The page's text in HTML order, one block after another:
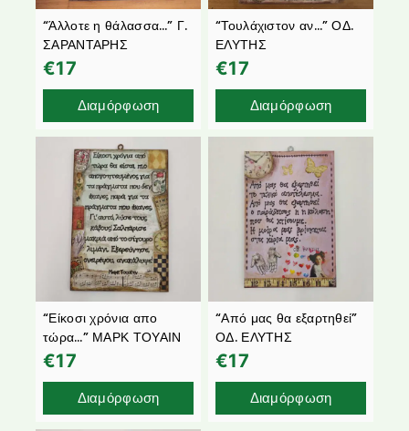
“Άλλοτε η θάλασσα…” Γ.
ΣΑΡΑΝΤΑΡΗΣ
€17
Διαμόρφωση
“Τουλάχιστον αν…” ΟΔ.
ΕΛΥΤΗΣ
€17
Διαμόρφωση
“Είκοσι χρόνια απο
τώρα…” ΜΑΡΚ ΤΟΥΑΙΝ
€17
Διαμόρφωση
“Από μας θα εξαρτηθεί”
ΟΔ. ΕΛΥΤΗΣ
€17
Διαμόρφωση